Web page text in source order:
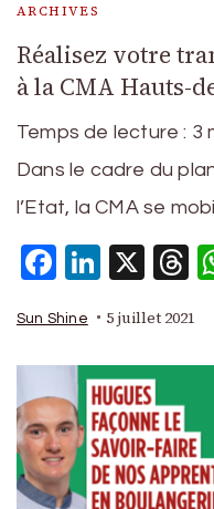
ARCHIVES
Réalisez votre
à la CMA Hauts-
Temps de lecture : 3
Dans le cadre du
l’Etat, la CMA se
Facebook
X
Sun Shine 5 juillet 2021